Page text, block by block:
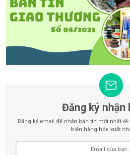
Đăng ký nhận
Đăng ký email để nhận bản tin mới nhất
biến hàng hóa xuất